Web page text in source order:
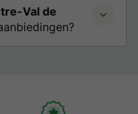
Val de